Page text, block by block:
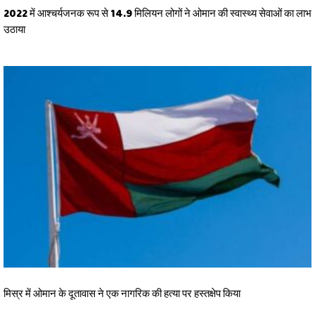
2022 में आश्चर्यजनक रूप से 14.9 मिलियन लोगों ने ओमान की स्वास्थ्य सेवाओं का लाभ
उठाया
मिस्र में ओमान के दूतावास ने एक नागरिक की हत्या पर हस्तक्षेप किया